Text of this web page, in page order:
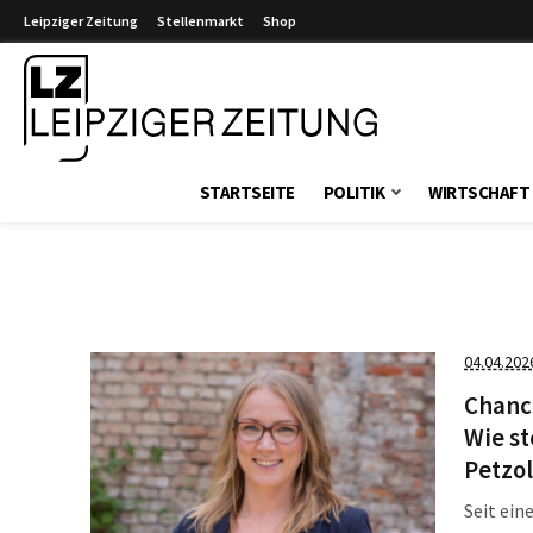
Leipziger Zeitung Stellenmarkt Shop
STARTSEITE POLITIK WIRTSCHAFT
Wie
Seit